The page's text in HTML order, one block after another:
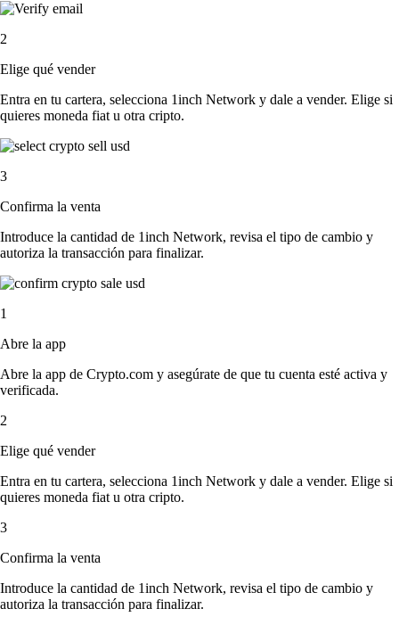
2
Elige qué vender
Entra en tu cartera, selecciona 1inch Network y dale a vender. Elige si
quieres moneda fiat u otra cripto.
3
Confirma la venta
Introduce la cantidad de 1inch Network, revisa el tipo de cambio y
autoriza la transacción para finalizar.
1
Abre la app
Abre la app de Crypto.com y asegúrate de que tu cuenta esté activa y
verificada.
2
Elige qué vender
Entra en tu cartera, selecciona 1inch Network y dale a vender. Elige si
quieres moneda fiat u otra cripto.
3
Confirma la venta
Introduce la cantidad de 1inch Network, revisa el tipo de cambio y
autoriza la transacción para finalizar.